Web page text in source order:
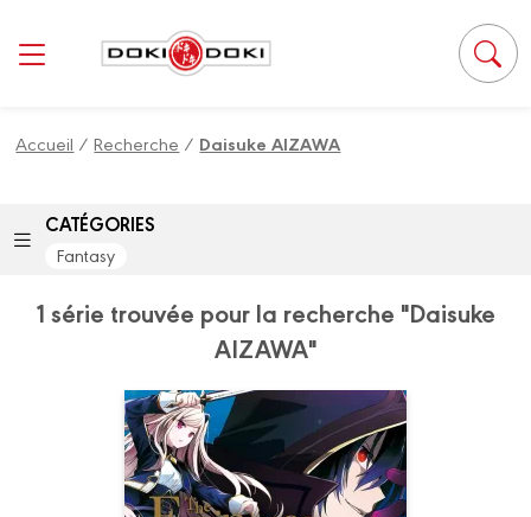
Accueil /Recherche / Daisuke AIZAWA
CATÉGORIES
Fantasy
1 série trouvée pour la recherche "Daisuke
AIZAWA"
The Eminence in
Shadow
Vol. 01